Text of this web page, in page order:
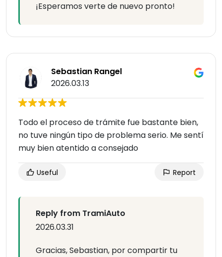
¡Esperamos verte de nuevo pronto!
Sebastian Rangel
2026.03.13
Todo el proceso de trámite fue bastante bien,
no tuve ningún tipo de problema serio. Me sentí
muy bien atentido a consejado
Useful Report
Reply from TramiAuto
2026.03.31
Gracias, Sebastian, por compartir tu